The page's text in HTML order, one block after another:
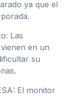
ya que el
Las
en un
su
El monitor